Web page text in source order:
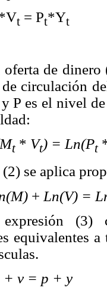
t= Pt*Yt
de
circulación
P es el nivel
t * Vt) = Ln(Pt
se aplica
+ Ln(V) =
(3)
equivalentes
+